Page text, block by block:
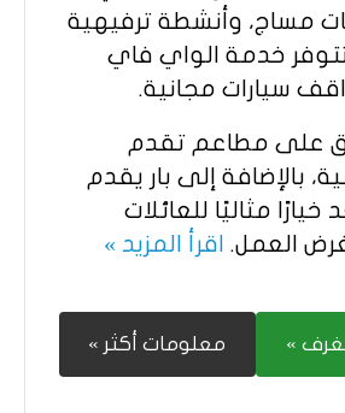
مساج، وأنشطة ترفيهية
خدمة الواي فاي
سيارات مجانية.​
على مطاعم تقدم
بالإضافة إلى بار يقدم
مثاليًا للعائلات
العمل.​ اقرأ المزيد »
» معلومات أكثر »